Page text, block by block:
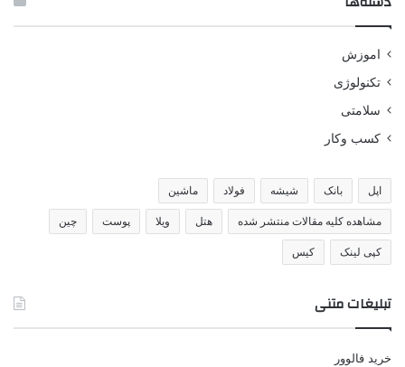
اموزش
تکنولوژی
سلامتی
کسب وکار
اپل بانک شیشه فولاد ماشین
مشاهده کلیه مقالات منتشر شده هتل ویلا پوست چین
کپی لینک کیس
تبلیغات متنی
خرید فالوور